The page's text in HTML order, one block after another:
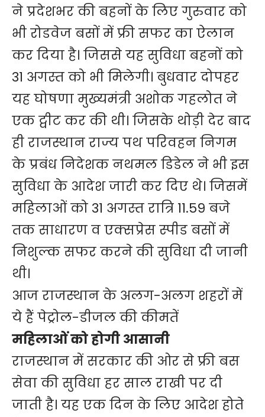
ने प्रदेशभर की बहनों के लिए गुरुवार को
भी रोडवेज बसों में फ्री सफर का ऐलान
कर दिया है। जिससे यह सुविधा बहनों को
31 अगस्त को भी मिलेगी। बुधवार दोपहर
यह घोषणा मुख्यमंत्री अशोक गहलोत ने
एक ट्वीट कर की थी। जिसके थोड़ी देर बाद
ही राजस्थान राज्य पथ परिवहन निगम
के प्रबंध निदेशक नथमल डिडेल ने भी इस
सुविधा के आदेश जारी कर दिए थे। जिसमें
महिलाओं को 31 अगस्त रात्रि 11.59 बजे
तक साधारण व एक्सप्रेस स्पीड बसों में
निशुल्क सफर करने की सुविधा दी जानी
थी।
आज राजस्थान के अलग-अलग शहरों में
ये हैं पेट्रोल-डीजल की कीमतें
महिलाओं को होगी आसानी
राजस्थान में सरकार की ओर से फ्री बस
सेवा की सुविधा हर साल राखी पर दी
जाती है। यह एक दिन के लिए आदेश होते